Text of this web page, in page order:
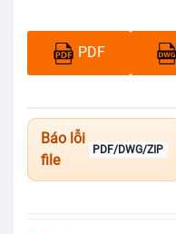
PDF
Báo lỗi
file
PDF/DWG/ZIP